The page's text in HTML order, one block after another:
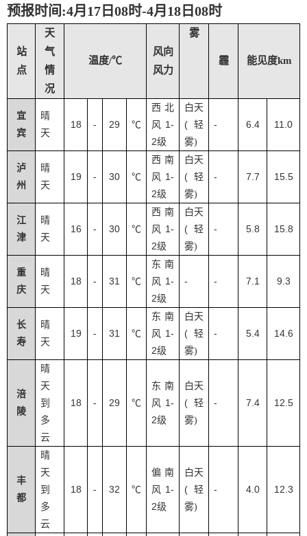
预报时间 :4月17日08时-4月18日08时
站
点
天
气
情
况
温度/℃
风向
风力
雾
霾 能见度km
宜
宾
晴
天
18 - 29 ℃
西北
风 1-
2级
白天
( 轻
雾)
- 6.4 11.0
泸
州
晴
天
19 - 30 ℃
西南
风 1-
2级
白天
( 轻
雾)
- 7.7 15.5
江
津
晴
天
16 - 30 ℃
西南
风 1-
2级
白天
( 轻
雾)
- 5.8 15.8
重
庆
晴
天
18 - 31 ℃
东南
风 1-
2级
- - 7.1 9.3
长
寿
晴
天
19 - 31 ℃
东南
风 1-
2级
白天
( 轻
雾)
- 5.4 14.6
涪
陵
晴
天
到
多
云
18 - 29 ℃
东南
风 1-
2级
白天
( 轻
雾)
- 7.4 12.5
丰
都
晴
天
到
多
云
18 - 32 ℃
偏南
风 1-
2级
白天
( 轻
雾)
- 4.0 12.3